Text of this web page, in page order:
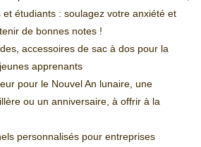
étudiants : soulagez votre anxiété et
de bonnes notes !
accessoires de sac à dos pour la
apprenants
pour le Nouvel An lunaire, une
ou un anniversaire, à offrir à la
personnalisés pour entreprises